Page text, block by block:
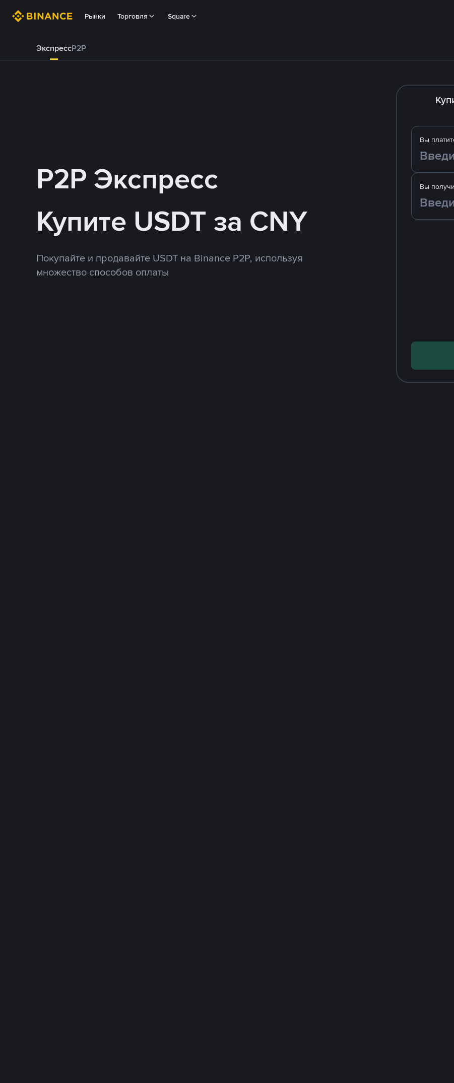
Рынки Торговля Square
ЭкспрессP2P
P2P Экспресс
Купите USDT за CNY
Покупайте и продавайте USDT на Binance P2P, используя
множество способов оплаты
Вы
Вы